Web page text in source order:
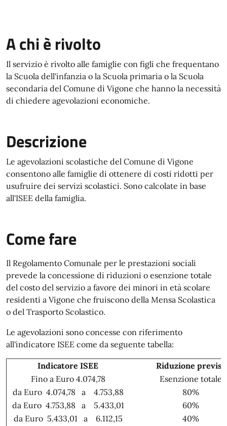
A chi è rivolto
Il servizio è rivolto alle famiglie con figli che frequentano
la Scuola dell'infanzia o la Scuola primaria o la Scuola
secondaria del Comune di Vigone che hanno la necessità
di chiedere agevolazioni economiche.
Descrizione
Le agevolazioni scolastiche del Comune di Vigone
consentono alle famiglie di ottenere di costi ridotti per
usufruire dei servizi scolastici. Sono calcolate in base
all'ISEE della famiglia.
Come fare
Il Regolamento Comunale per le prestazioni sociali
prevede la concessione di riduzioni o esenzione totale
del costo del servizio a favore dei minori in età scolare
residenti a Vigone che fruiscono della Mensa Scolastica
o del Trasporto Scolastico.
Le agevolazioni sono concesse con riferimento
all'indicatore ISEE come da seguente tabella:
Indicatore ISEE
Riduzione
Fino a Euro 4.074,78
Esenzione totale
da Euro 4.074,78 a 4.753,88
80%
da Euro 4.753,88 a 5.433,01
60%
da Euro 5.433,01 a 6.112,15
40%